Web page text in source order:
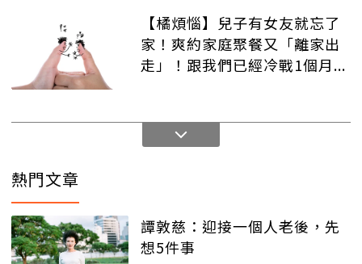
【橘煩惱】兒子有女友就忘了
家！爽約家庭聚餐又「離家出
走」！跟我們已經冷戰1個月...
熱門文章
譚敦慈：迎接一個人老後，先
想5件事